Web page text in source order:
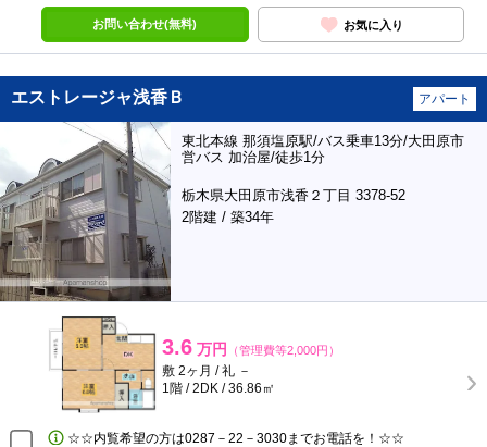
お問い合わせ(無料) お気に入り
エストレージャ浅香Ｂ アパート
東北本線 那須塩原駅/バス乗車13分/大田原市
営バス 加治屋/徒歩1分
栃木県大田原市浅香２丁目 3378-52
2階建 / 築34年
3.6 万円 （管理費等2,000円）
敷 2ヶ月 / 礼 －
1階 / 2DK / 36.86㎡
☆☆内覧希望の方は0287－22－3030までお電話を！☆☆